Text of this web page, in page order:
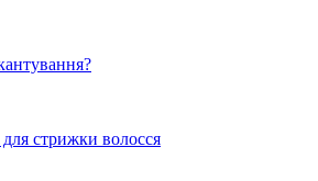
стрижки волосся